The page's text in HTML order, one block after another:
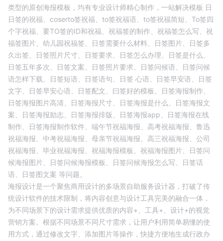
类型的原创海报模板，均有专业设计师精心制作，一站解决模板 日
日签的祝福、 coserto签祝福、 to签祝福语、 to签祝福简短、 To签四
个字祝福、 要TO签的ID和祝福、 祝福签的制作、 祝福签怎么写、 祝
福签图片、 幼儿园祝福签、 日签需要什么材料、 日签图片、
日签多
久出签、
日签照片尺寸、 日签要求、 日签怎么办理、
日签是什么、
日签五年多次、
日签文案、 日签照片要求、 日签问候语、
日签问候
语怎样下载、
日签短语、 日签语句、 日签 心语、 日签早安语、
日签
文字、
日签早安心语、 日签配文、 曰签好的模板、
日签海报制作、
日签海报图片高清、
日签海报尺寸、 日签海报是什么、
日签海报文
案、
日签海报励志、 日签海报排版、 日签海报app、
日签海报在线
制作、
日签海报制作软件、 端午节祝福海报、 高考祝福海报、 鲁迅
祝福海报、 中考祝福海报、 母亲节祝福海报、 高三祝福海报、 公司
祝福海报、 毕业祝福海报、 祝福海报模板、 祝福海报图片、
日签问
候海报图片、
日签问候海报模板、 日签问候海报怎么写、
日签话
语、
日签图文案 等问题。
海报设计是一个聚焦商用设计的多场景自助服务设计器，打破了传
统设计软件的技术限制，将内容创意与设计工具完美的融合一体，
为不同场景下的设计需求提供优质的内容+、工具+、设计+的视觉
营销方案。根据不同场景不同尺寸需求，让用户利用简单易懂的使
用方式，通过修改文字、添加图片等操作，快捷方便地生成行政办